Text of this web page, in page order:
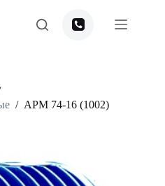
/ APM 74-16 (1002)